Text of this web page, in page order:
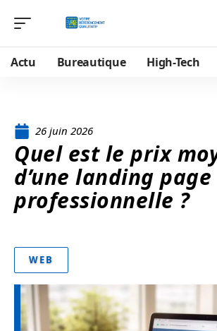
Actu Bureautique High-Tech
26 juin 2026
Quel est le prix
d’une landing page
professionnelle ?
WEB